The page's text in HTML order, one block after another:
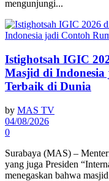
mengunjungi...
Istighotsah IGIC
Masjid di
Terbaik di Dunia
by MAS TV
04/08/2026
0
Surabaya (MAS) –
yang juga Presiden
menegaskan bahwa